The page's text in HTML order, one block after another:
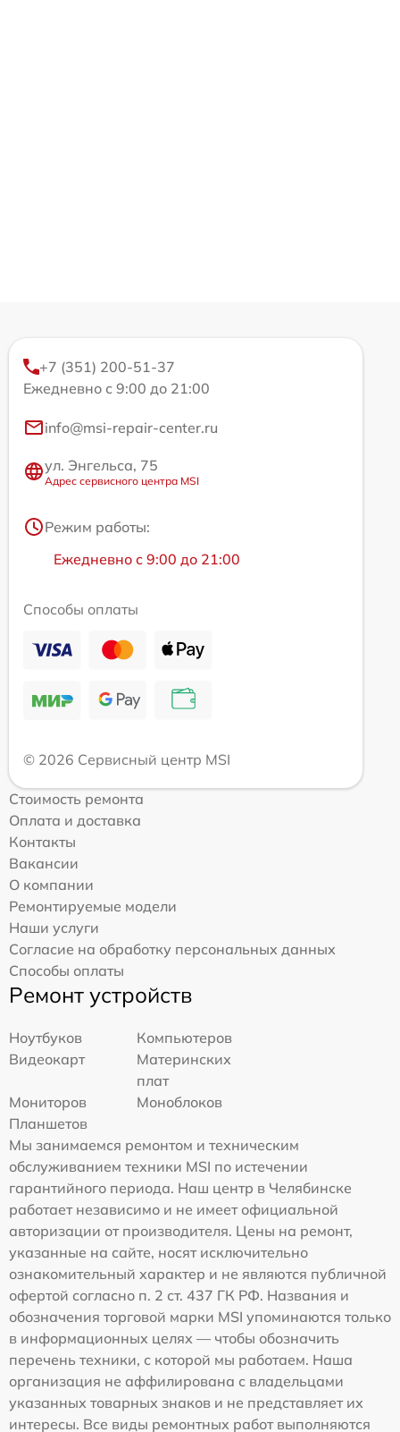
+7 (351) 200-51-37
Ежедневно с 9:00 до 21:00
info@msi-repair-center.ru
ул. Энгельса, 75
Адрес сервисного центра MSI
Режим работы:
Ежедневно с 9:00 до 21:00
Способы оплаты
© 2026 Сервисный центр MSI
Стоимость ремонта
Оплата и доставка
Контакты
Вакансии
О компании
Ремонтируемые модели
Наши услуги
Согласие на обработку персональных данных
Способы оплаты
Ремонт устройств
Ноутбуков
Компьютеров
Видеокарт
Материнских
плат
Мониторов
Моноблоков
Планшетов
Мы занимаемся ремонтом и техническим
обслуживанием техники MSI по истечении
гарантийного периода. Наш центр в Челябинске
работает независимо и не имеет официальной
авторизации от производителя. Цены на ремонт,
указанные на сайте, носят исключительно
ознакомительный характер и не являются публичной
офертой согласно п. 2 ст. 437 ГК РФ. Названия и
обозначения торговой марки MSI упоминаются только
в информационных целях — чтобы обозначить
перечень техники, с которой мы работаем. Наша
организация не аффилирована с владельцами
указанных товарных знаков и не представляет их
интересы. Все виды ремонтных работ выполняются